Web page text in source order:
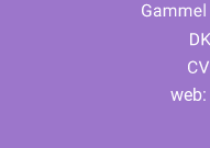
web: